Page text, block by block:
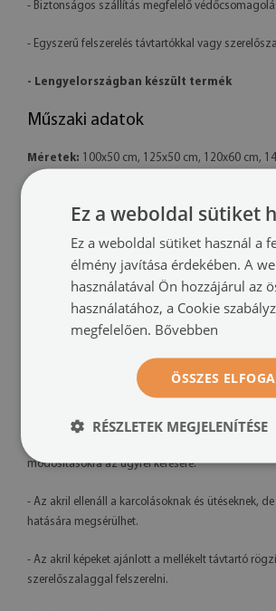
- Biztonságos szállítás megfelelő
- Egyszerű felszerelés távtartókkal vagy
- Lengyelországban készült termék
Műszaki adatok
Méretek: 100x50 cm, 125x50 cm, 120x60 cm,
Tájolás:vízszintes
Felszerelési rendszer:távtartó rögzítők vagy
- A kész termék színei enyhén eltérhetnek a
módosításokra az ügyfél kérésére.
- Az akril ellenáll a karcolásoknak és ütéseknek,
hatására megsérülhet.
- Az akril képeket ajánlott a mellékelt távtartó
szerelőszalaggal felszerelni.
Ez a weboldal sütiket
Ez a weboldal sütiket használ a
élmény javítása érdekében. A
használatával Ön hozzájárul az
használatához, a Cookie
megfelelően. Bővebben
ÖSSZES
RÉSZLETEK MEGJELENÍTÉSE